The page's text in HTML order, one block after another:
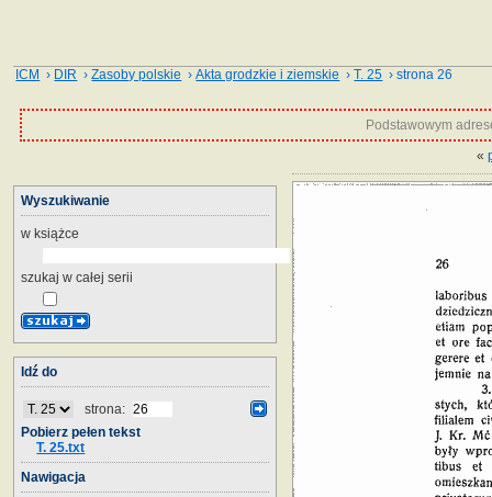
ICM › DIR ›Zasoby polskie ›Akta grodzkie i ziemskie ›T. 25 › strona 26
Podstawowym
«
Wyszukiwanie
w książce
szukaj w całej serii
Idź do
strona:
Pobierz pełen tekst
T. 25.txt
Nawigacja